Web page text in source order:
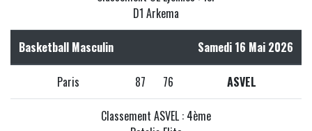
D1 Arkema
Basketball Masculin Samedi 16 Mai 2026
Paris 87 76 ASVEL
Classement ASVEL : 4ème